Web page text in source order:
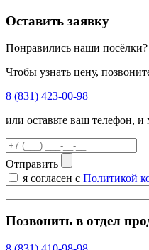
Оставить заявку
Понравились наши посёлки?
Чтобы узнать цену,
8 (831) 423-00-98
или оставьте ваш телефон,
Отправить
я согласен с Политикой
Позвонить в отдел